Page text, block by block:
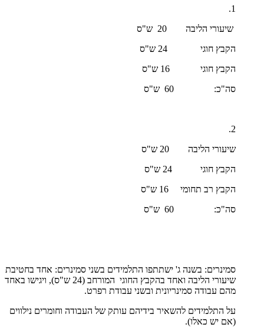
1.
שיעורי הליבה 20 ש"ס
הקבץ חוגי 24 ש"ס
הקבץ חוגי 16 ש"ס
סה"כ: 60 ש"ס
2.
שיעורי הליבה 20 ש"ס
הקבץ חוגי 24 ש"ס
הקבץ רב תחומי 16 ש"ס
סה"כ: 60 ש"ס
סמינרים: בשנה ג' ישתתפו התלמידים בשני סמינרים: אחד בחטיבת
שיעורי הליבה ואחד בהקבץ החוגי המורחב (24 ש"ס), ויגישו באחד
מהם עבודה סמינריונית ובשני עבודת רפרט.
על התלמידים להשאיר בידיהם עותק של העבודה וחומרים נילווים
(אם יש כאלו).